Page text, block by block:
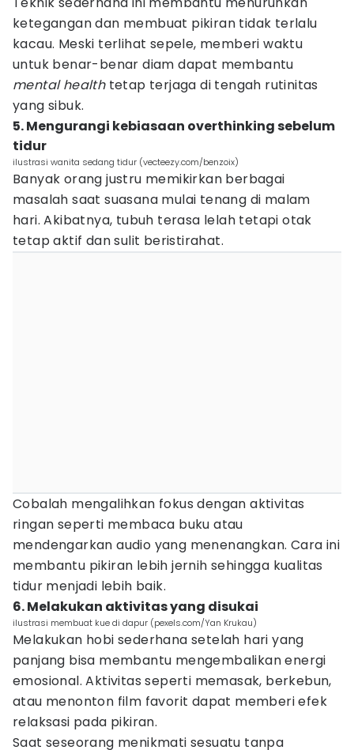
ketegangan dan membuat pikiran tidak terlalu
kacau. Meski terlihat sepele, memberi waktu
untuk benar-benar diam dapat membantu
mental healthtetap terjaga di tengah rutinitas
yang sibuk.
5. Mengurangi kebiasaan overthinking sebelum
tidur
ilustrasi wanita sedang tidur (vecteezy.com/benzoix)
Banyak orang justru memikirkan berbagai
masalah saat suasana mulai tenang di malam
hari. Akibatnya, tubuh terasa lelah tetapi otak
tetap aktif dan sulit beristirahat.
Cobalah mengalihkan fokus dengan aktivitas
ringan seperti membaca buku atau
mendengarkan audio yang menenangkan. Cara ini
membantu pikiran lebih jernih sehingga kualitas
tidur menjadi lebih baik.
6. Melakukan aktivitas yang disukai
ilustrasi membuat kue di dapur (pexels.com/Yan Krukau)
Melakukan hobi sederhana setelah hari yang
panjang bisa membantu mengembalikan energi
emosional. Aktivitas seperti memasak, berkebun,
atau menonton film favorit dapat memberi efek
relaksasi pada pikiran.
Saat seseorang menikmati sesuatu tanpa